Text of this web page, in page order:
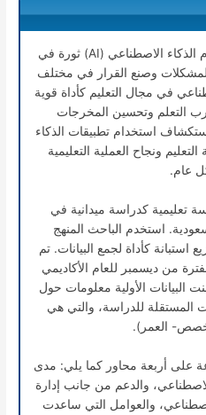
لقد أحدث استخدام الذكاء الاصطناعي (AI) ثورة في
وصنع القرار في مختلف
في مجال التعليم كأداة قوية
التعلم وتحسين المخرجات
استخدام تطبيقات الذكاء
ونجاح العملية التعليمية
عام.
كدراسة ميدانية في
استخدم الباحث المنهج
كأداة لجمع البيانات. تم
من ديسمبر للعام الأكاديمي
فبراير 2024. تضمنت البيانات الأولية معلومات حول
المستقلة للدراسة، والتي هي
العمر).
32 عبارة موزعة على أربعة محاور كما يلي: مدى
والدعم من جانب إدارة
والعوامل التي ساعدت